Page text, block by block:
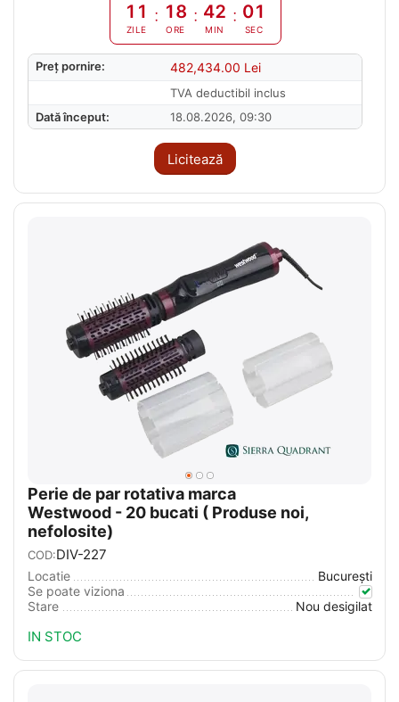
11
ZILE
: 18
ORE
: 42
MIN
: 00
SEC
Preț pornire: 482,434.00 Lei
TVA deductibil inclus
Dată început:
18.08.2026, 09:30
Licitează
Perie de par rotativa marca
Westwood - 20 bucati ( Produse noi,
nefolosite)
COD:DIV-227
Locatie
București
Se poate viziona
Stare
Nou desigilat
IN STOC